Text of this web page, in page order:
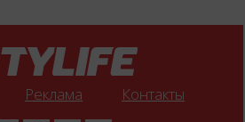
Реклама Контакты